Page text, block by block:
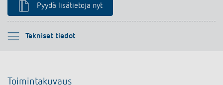
Pyydä lisätietoja nyt
Tekniset tiedot
Ole hyvä ja valitse
Toimintakuvaus